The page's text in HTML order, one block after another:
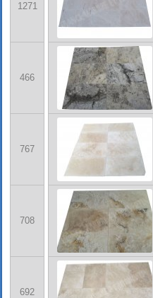
1271
466
767
708
692
FRANCE MARBRE 13 ( 13680
FRANCE MARBRE 84 ( 84600